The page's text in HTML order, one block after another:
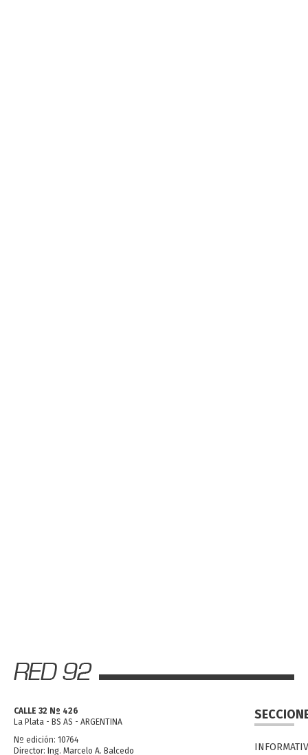
CALLE 32 Nº 426
La Plata - BS AS - ARGENTINA
Nº edición: 10764
Director: Ing. Marcelo A. Balcedo